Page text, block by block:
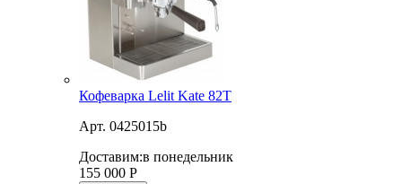
Кофеварка Lelit Kate 82T
Арт. 0425015b
Доставим:в понедельник
155 000 Р